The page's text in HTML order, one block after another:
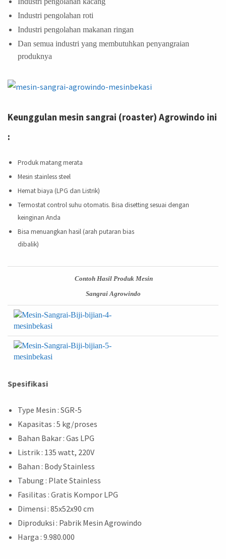
Industri pengolahan roti
Industri pengolahan makanan ringan
Dan semua industri yang membutuhkan penyangraian
produknya
Keunggulan mesin sangrai (roaster) Agrowindo ini
:
Produk matang merata
Mesin stainless steel
Hemat biaya (LPG dan Listrik)
Termostat control suhu otomatis. Bisa disetting sesuai dengan
keinginan Anda
Bisa menuangkan hasil (arah putaran bias
dibalik)
Contoh Hasil Produk Mesin
Sangrai Agrowindo
Spesifikasi
Type Mesin : SGR-5
Kapasitas : 5 kg/proses
Bahan Bakar : Gas LPG
Listrik : 135 watt, 220V
Bahan : Body Stainless
Tabung : Plate Stainless
Fasilitas : Gratis Kompor LPG
Dimensi : 85x52x90 cm
Diproduksi : Pabrik Mesin Agrowindo
Harga : 9.980.000